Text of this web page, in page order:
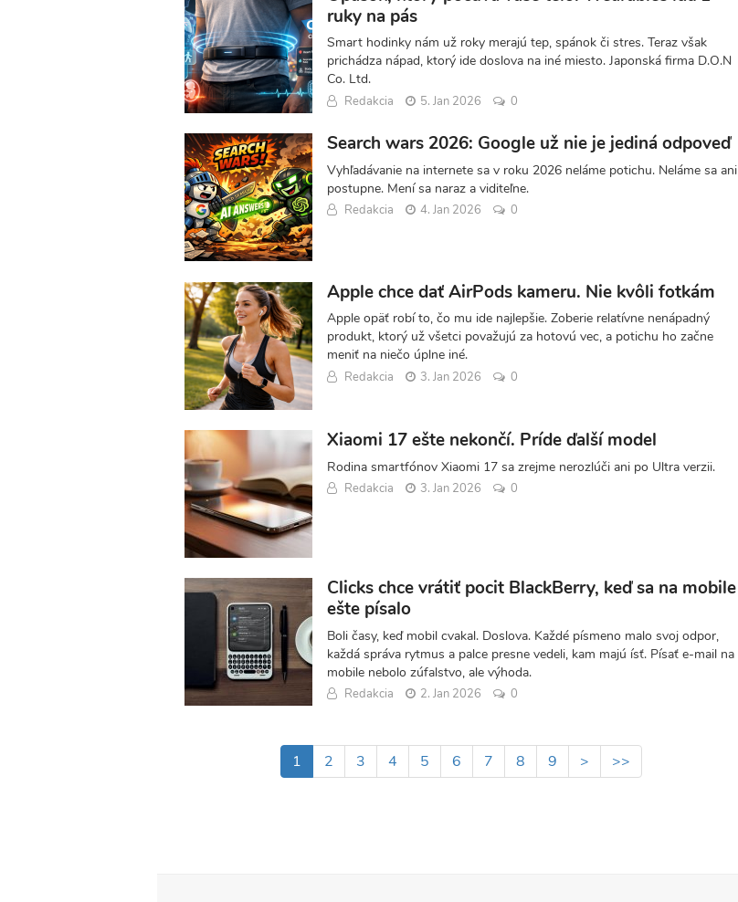
ruky na pás
Smart hodinky nám už roky merajú tep, spánok či stres. Teraz však
prichádza nápad, ktorý ide doslova na iné miesto. Japonská firma D.O.N
Co. Ltd.
Redakcia 5. Jan 2026 0
Search wars 2026: Google už nie je jediná odpoveď
Vyhľadávanie na internete sa v roku 2026 neláme potichu. Neláme sa ani
postupne. Mení sa naraz a viditeľne.
Redakcia 4. Jan 2026 0
Apple chce dať AirPods kameru. Nie kvôli fotkám
Apple opäť robí to, čo mu ide najlepšie. Zoberie relatívne nenápadný
produkt, ktorý už všetci považujú za hotovú vec, a potichu ho začne
meniť na niečo úplne iné.
Redakcia 3. Jan 2026 0
Xiaomi 17 ešte nekončí. Príde ďalší model
Rodina smartfónov Xiaomi 17 sa zrejme nerozlúči ani po Ultra verzii.
Redakcia 3. Jan 2026 0
Clicks chce vrátiť pocit BlackBerry, keď sa na mobile
ešte písalo
Boli časy, keď mobil cvakal. Doslova. Každé písmeno malo svoj odpor,
každá správa rytmus a palce presne vedeli, kam majú ísť. Písať e-mail na
mobile nebolo zúfalstvo, ale výhoda.
Redakcia 2. Jan 2026 0
Aktuálna
stránka
1 Page
2 Page
3 Page
4 Page
5 Page
6 Page
7 Page
8 Page
9
Ďalšia
strana
>
Posledná
strana
>>